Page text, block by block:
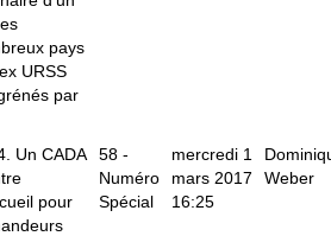
pays
URSS
par
Un CADA
pour
58 -
Numéro
Spécial
mercredi 1
mars 2017
16:25
Weber